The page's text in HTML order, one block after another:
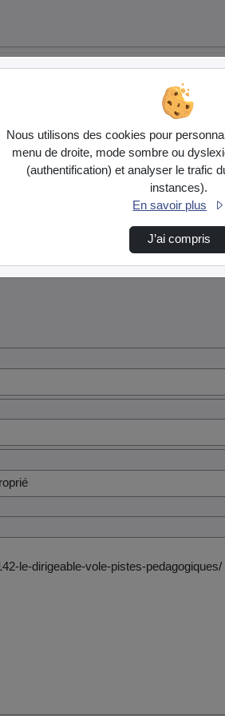
Nous utilisons des cookies pour
menu de droite, mode sombre ou
(authentification) et analyser le trafic
instances).
En savoir plus
J’ai compris